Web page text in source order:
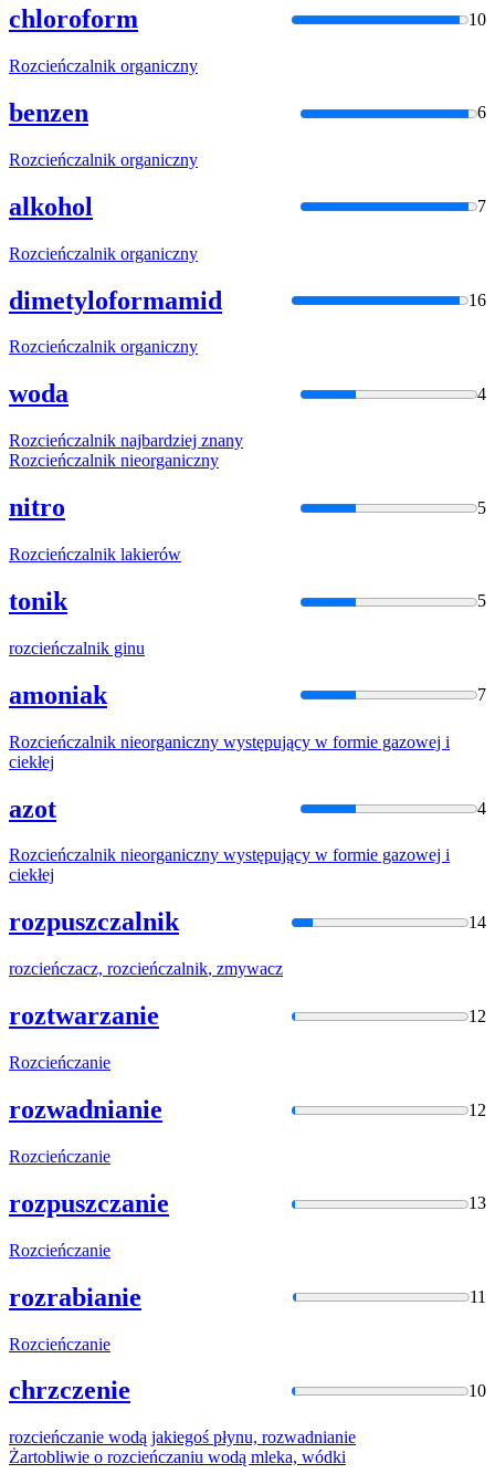
chloroform 10
Rozcieńczalnik organiczny
benzen 6
Rozcieńczalnik organiczny
alkohol 7
Rozcieńczalnik organiczny
dimetyloformamid 16
Rozcieńczalnik organiczny
woda 4
Rozcieńczalnik najbardziej znany
Rozcieńczalnik nieorganiczny
nitro 5
Rozcieńczalnik lakierów
tonik 5
rozcieńczalnik ginu
amoniak 7
Rozcieńczalnik nieorganiczny występujący w formie gazowej i
ciekłej
azot 4
Rozcieńczalnik nieorganiczny występujący w formie gazowej i
ciekłej
rozpuszczalnik 14
rozcieńczacz, rozcieńczalnik, zmywacz
roztwarzanie 12
Rozcieńczanie
rozwadnianie 12
Rozcieńczanie
rozpuszczanie 13
Rozcieńczanie
rozrabianie 11
Rozcieńczanie
chrzczenie 10
rozcieńczanie wodą jakiegoś płynu, rozwadnianie
Żartobliwie o rozcieńczaniu wodą mleka, wódki